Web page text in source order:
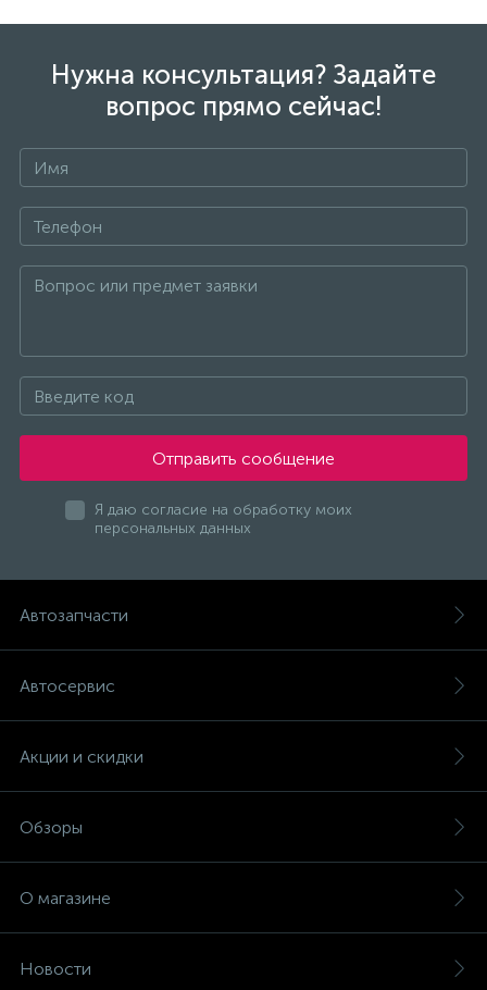
Нужна консультация? Задайте
вопрос прямо сейчас!
Отправить сообщение
Я даю согласие на обработку моих
персональных данных
Автозапчасти
Автосервис
Акции и скидки
Обзоры
О магазине
Новости